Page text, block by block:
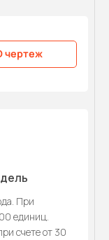
чертеж
При
единиц.
счете от 30